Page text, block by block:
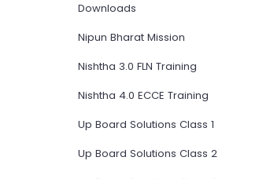
Downloads
Nipun Bharat Mission
Nishtha 3.0 FLN Training
Nishtha 4.0 ECCE Training
Up Board Solutions Class 1
Up Board Solutions Class 2